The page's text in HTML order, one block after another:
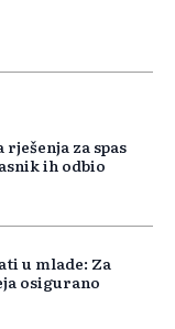
za spas
ih odbio
u mlade: Za
osigurano